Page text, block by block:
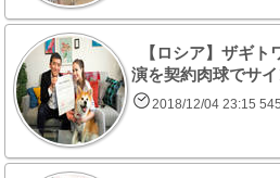
【ロシア】ザギト
演を契約肉球でサ
2018/12/04 23:15